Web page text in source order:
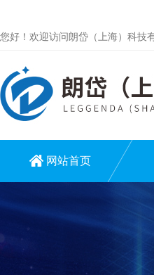
您好！欢迎访问朗岱（上海）科技
网站首页